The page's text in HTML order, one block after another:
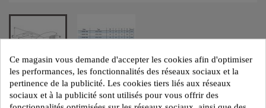
MORS DURS SERRE-BARRES - STRIES
Ce magasin vous demande d'accepter les cookies afin d'optimiser
les performances, les fonctionnalités des réseaux sociaux et la
pertinence de la publicité. Les cookies tiers liés aux réseaux
sociaux et à la publicité sont utilisés pour vous offrir des